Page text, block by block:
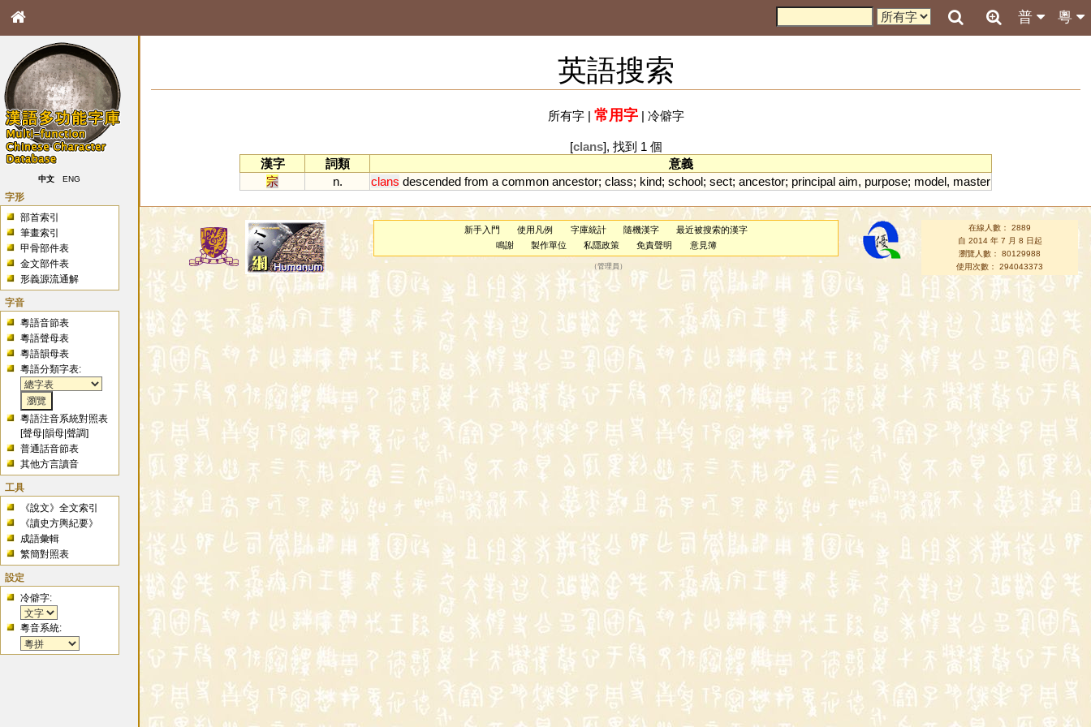
粵
普
中文 ENG
字形
部首索引
筆畫索引
甲骨部件表
金文部件表
形義源流通解
字音
粵語音節表
粵語聲母表
粵語韻母表
粵語分類字表:
粵語注音系統對照表
[聲母 |韻母 |聲調]
普通話音節表
其他方言讀音
工具
《說文》全文索引
《讀史方輿紀要》
成語彙輯
繁簡對照表
設定
冷僻字:
粵音系統:
英語搜索
所有字| 常用字| 冷僻字
[clans], 找到 1 個
漢字
詞類
意義
宗
n. clans descended from a common ancestor; class; kind; school; sect; ancestor; principal aim, purpose; model, master
新手入門 使用凡例 字庫統計 隨機漢字
最近被搜索的漢字
鳴謝
製作單位 私隱政策 免責聲明 意見簿
（管理員 ）
在線人數： 2889
自 2014 年 7 月 8 日起
瀏覽人數： 80129988
使用次數： 294043373